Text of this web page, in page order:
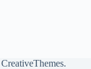
CreativeThemes.